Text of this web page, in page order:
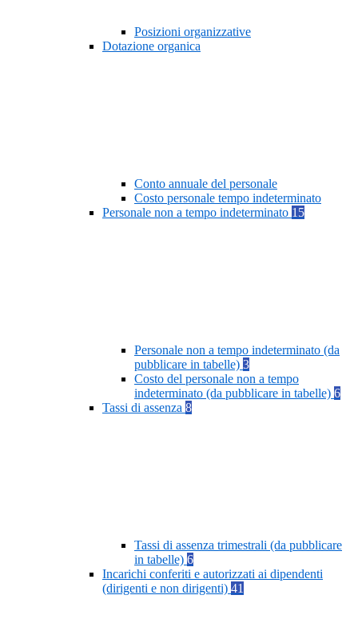
Posizioni organizzative
Dotazione organica
Conto annuale del personale
Costo personale tempo indeterminato
Personale non a tempo indeterminato 15
Personale non a tempo indeterminato (da
pubblicare in tabelle) 3
Costo del personale non a tempo
indeterminato (da pubblicare in tabelle) 6
Tassi di assenza 8
Tassi di assenza trimestrali (da pubblicare
in tabelle) 6
Incarichi conferiti e autorizzati ai dipendenti
(dirigenti e non dirigenti) 41